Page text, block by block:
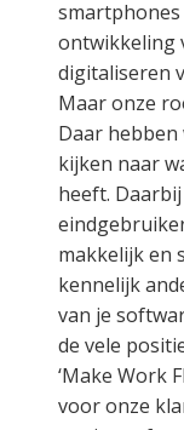
smartphones
ontwikkeling
digitaliseren
Maar onze
Daar
kijken naar
heeft.
makkelijk en
kennelijk
van je
de vele
‘Make Work
voor onze